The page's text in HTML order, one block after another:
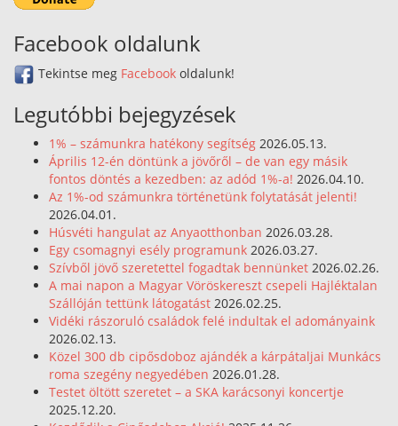
Facebook oldalunk
Tekintse meg Facebook oldalunk!
Legutóbbi bejegyzések
1% – számunkra hatékony segítség 2026.05.13.
Április 12-én döntünk a jövőről – de van egy másik
fontos döntés a kezedben: az adód 1%-a! 2026.04.10.
Az 1%-od számunkra történetünk folytatását jelenti!
2026.04.01.
Húsvéti hangulat az Anyaotthonban 2026.03.28.
Egy csomagnyi esély programunk 2026.03.27.
Szívből jövő szeretettel fogadtak bennünket 2026.02.26.
A mai napon a Magyar Vöröskereszt csepeli Hajléktalan
Szállóján tettünk látogatást 2026.02.25.
Vidéki rászoruló családok felé indultak el adományaink
2026.02.13.
Közel 300 db cipősdoboz ajándék a kárpátaljai Munkács
roma szegény negyedében 2026.01.28.
Testet öltött szeretet – a SKA karácsonyi koncertje
2025.12.20.